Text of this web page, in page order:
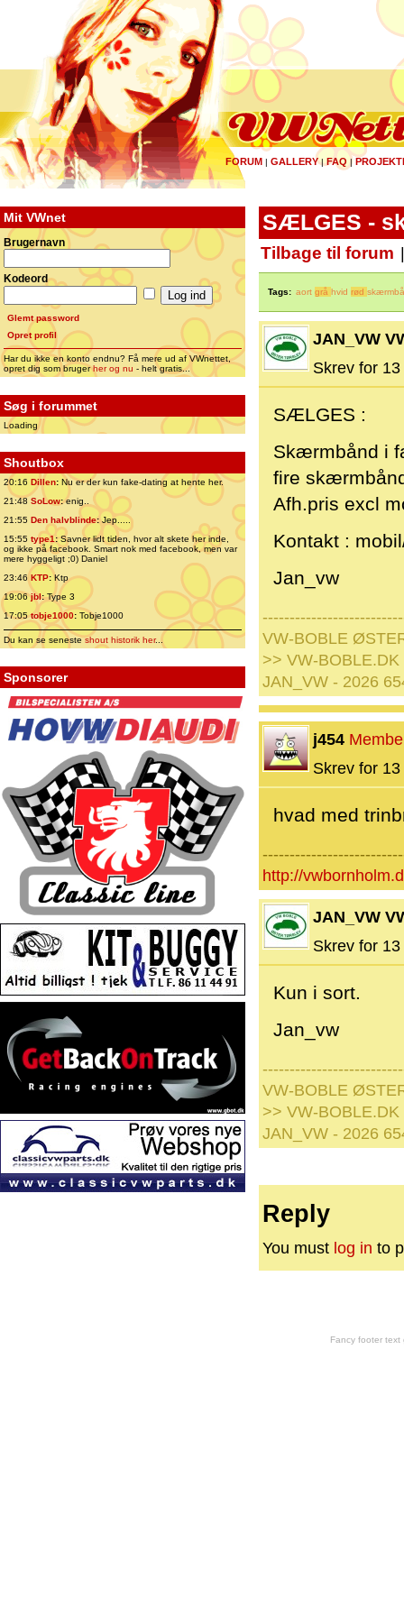
FORUM | GALLERY|FAQ |
Mit VWnet
Brugernavn
Kodeord
Glemt password
Opret profil
Har du ikke en konto endnu? Få mere ud af VWnettet,
opret dig som brugerher og nu - helt gratis...
Søg i forummet
Loading
Shoutbox
20:16 Dillen: Nu er der kun fake-dating at hente her.
21:48 SoLow:enig..
21:55 Den halvblinde:Jep.....
15:55 type1:Savner lidt tiden, hvor alt skete her inde,
og ikke på facebook. Smart nok med facebook, men var
mere hyggeligt ;0) Daniel
23:46 KTP:Ktp
19:06jbl:Type 3
17:05tobje1000: Tobje1000
Du kan se senesteshout historik her...
Sponsorer
SÆLGES -
Tilbage til forum
Tags: aort grå hvid rød
JAN_VW
Skrev for
SÆLGES :
Skærmbånd i
fire
Afh.pris excl
Kontakt :
Jan_vw
VW-BOBLE
>> VW-
JAN_VW - 2026
j454
Skrev for
hvad med
http://
JAN_VW
Skrev for
Kun i sort.
Jan_vw
VW-BOBLE
>> VW-
JAN_VW - 2026
Reply
You must log in to
Fancy footer